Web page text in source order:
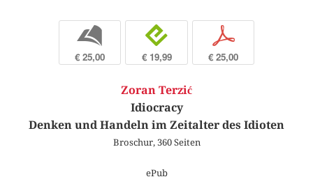
b
€ 25,00
e
€ 19,99
p
€ 25,00
Zoran Terzić
Idiocracy
Denken und Handeln im Zeitalter des Idioten
Broschur, 360 Seiten
ePub